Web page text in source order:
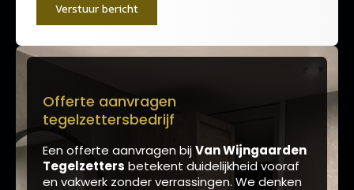
Offerte aanvragen
tegelzettersbedrijf
Een offerte aanvragen bijVan Wijngaarden
Tegelzetters betekent duidelijkheid vooraf
en vakwerk zonder verrassingen. We denken
Verstuur bericht